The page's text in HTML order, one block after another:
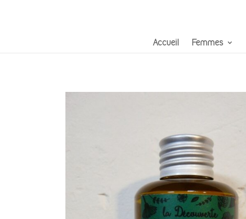
Accueil Femmes